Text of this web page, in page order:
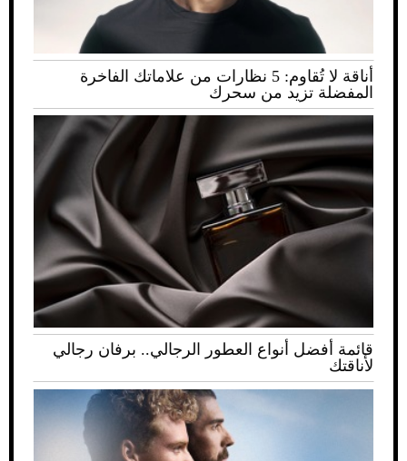
أناقة لا تُقاوم: 5 نظارات من علاماتك الفاخرة
المفضلة تزيد من سحرك
قائمة أفضل أنواع العطور الرجالي.. برفان رجالي
لأناقتك